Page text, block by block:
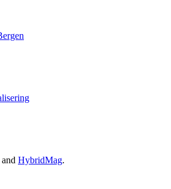
and HybridMag.